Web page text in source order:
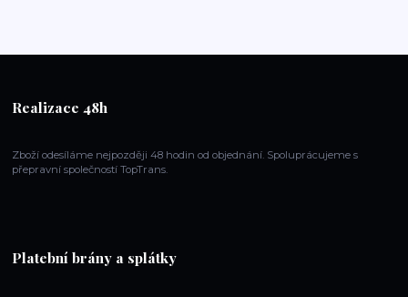
Realizace 48h
Zboží odesíláme nejpozději 48 hodin od objednání. Spoluprácujeme s
přepravní společností TopTrans.
Platební brány a splátky